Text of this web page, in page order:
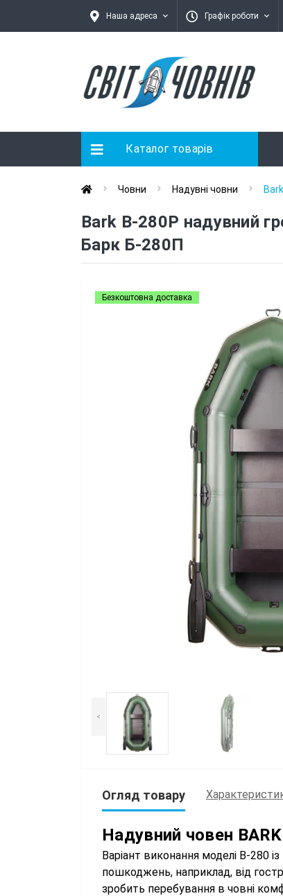
Наша адреса Графік роботи
Каталог товарів
Човни Надувні човни
Bark B-280P надувний
Барк Б-280П
Безкоштовна доставка
<
Огляд товару
Надувний човен
Варіант виконання моделі B-280
пошкоджень, наприклад, від
зробить перебування в човні